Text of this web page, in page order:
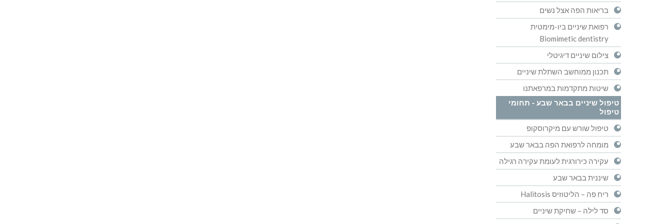
בריאות הפה אצל נשים
רפואת שיניים ביו-מימטית
Biomimetic dentistry
צילום שיניים דיגיטלי
תכנון ממוחשב השתלת שיניים
שיטות מתקדמות במרפאתנו
טיפול שיניים בבאר שבע - תחומי
טיפול
טיפול שורש עם מיקרוסקופ
מומחה לרפואת הפה בבאר שבע
עקירה כירורגית לעומת עקירה רגילה
שיננית בבאר שבע
ריח פה – הליטוזיס Halitosis
סד לילה – שחיקת שיניים